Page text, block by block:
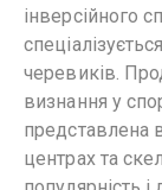
інверсійного
черевиків.
визнання у
представлена
центрах та